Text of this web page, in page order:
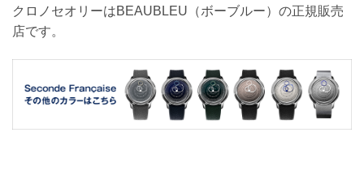
クロノセオリーはBEAUBLEU（ボーブルー）の正規販売
店です。